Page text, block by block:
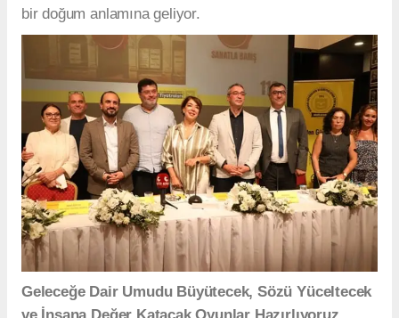
bir doğum anlamına geliyor.
Geleceğe Dair Umudu Büyütecek, Sözü Yüceltecek